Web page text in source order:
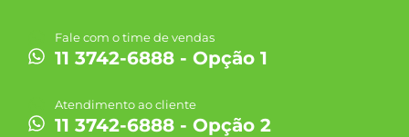
Fale com o time de vendas
11 3742-6888 - Opção 1
Atendimento ao cliente
11 3742-6888 - Opção 2